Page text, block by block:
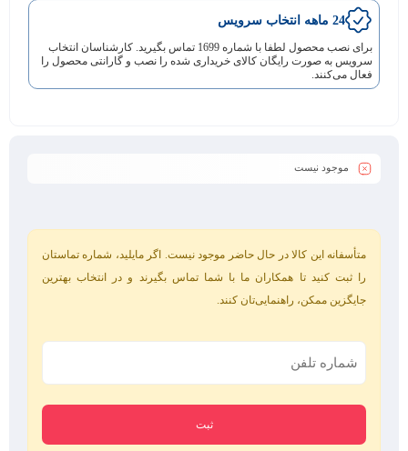
24 ماهه انتخاب سرویس
برای نصب محصول لطفا با شماره 1699 تماس بگیرید. کارشناسان انتخاب
سرویس به صورت رایگان کالای خریداری شده را نصب و گارانتی محصول را
فعال می‌کنند.
موجود نیست
متأسفانه این کالا در حال حاضر موجود نیست. اگر مایلید، شماره تماستان
را ثبت کنید تا همکاران ما با شما تماس بگیرند و در انتخاب بهترین
جایگزین ممکن، راهنمایی‌تان کنند.